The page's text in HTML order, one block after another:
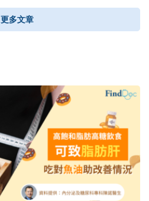
更多文章